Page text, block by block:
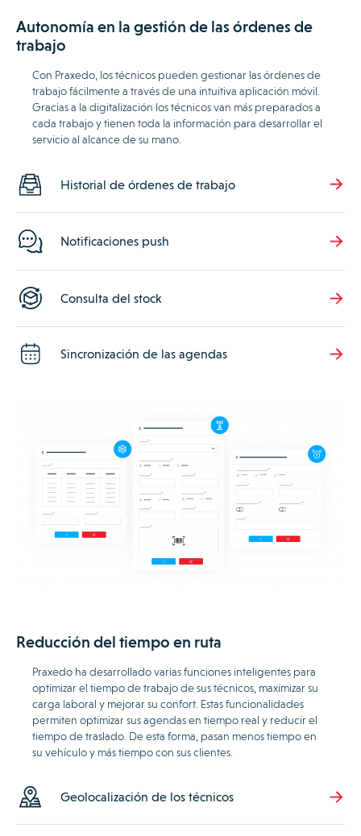
Autonomía en la gestión de las órdenes de
trabajo
Con Praxedo, los técnicos pueden gestionar las órdenes de
trabajo fácilmente a través de una intuitiva aplicación móvil.
Gracias a la digitalización los técnicos van más preparados a
cada trabajo y tienen toda la información para desarrollar el
servicio al alcance de su mano.
Historial de órdenes de trabajo
Notificaciones push
Consulta del stock
Sincronización de las agendas
Reducción del tiempo en ruta
Praxedo ha desarrollado varias funciones inteligentes para
optimizar el tiempo de trabajo de sus técnicos, maximizar su
carga laboral y mejorar su confort. Estas funcionalidades
permiten optimizar sus agendas en tiempo real y reducir el
tiempo de traslado. De esta forma, pasan menos tiempo en
su vehículo y más tiempo con sus clientes.
Geolocalización de los técnicos